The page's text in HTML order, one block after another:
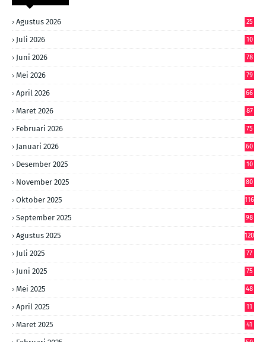
Agustus 2026 25
Juli 2026
10
Juni 2026 78
Mei 2026 79
April 2026 66
Maret 2026 87
Februari 2026 75
Januari 2026 60
Desember 2025
10
November 2025 80
Oktober 2025 116
September 2025 98
Agustus 2025 120
Juli 2025 77
Juni 2025 75
Mei 2025 48
April 2025 11
Maret 2025 41